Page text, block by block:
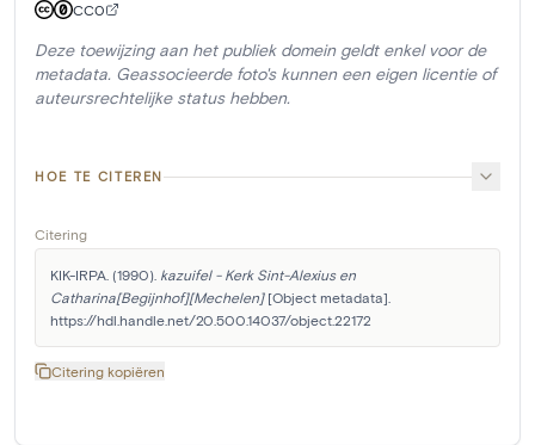
CC0
Deze toewijzing aan het publiek domein geldt enkel voor de
metadata. Geassocieerde foto's kunnen een eigen licentie of
auteursrechtelijke status hebben.
HOE TE CITEREN
Citering
KIK-IRPA. (1990). kazuifel - Kerk Sint-Alexius en
Catharina[Begijnhof][Mechelen] [Object metadata].
https://hdl.handle.net/20.500.14037/object.22172
Citering kopiëren